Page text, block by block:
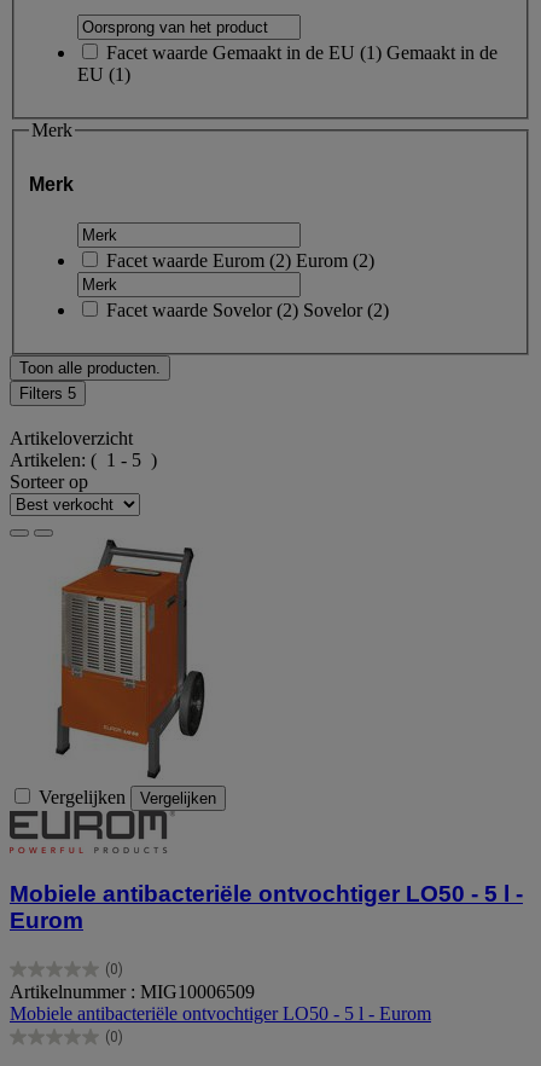
Facet waarde Gemaakt in de EU (1) Gemaakt in de
EU (1)
Merk
Merk
Facet waarde Eurom (2) Eurom (2)
Facet waarde Sovelor(2) Sovelor(2)
Toon alle producten.
Filters 5
Artikeloverzicht
Artikelen: ( 1 - 5 )
Sorteer op
Vergelijken Vergelijken
Mobiele antibacteriële ontvochtiger LO50 - 5 l -
Eurom
(0)
0.0
van
de
5
Artikelnummer : MIG10006509
Mobiele antibacteriële ontvochtiger LO50 - 5 l - Eurom
(0)
0.0